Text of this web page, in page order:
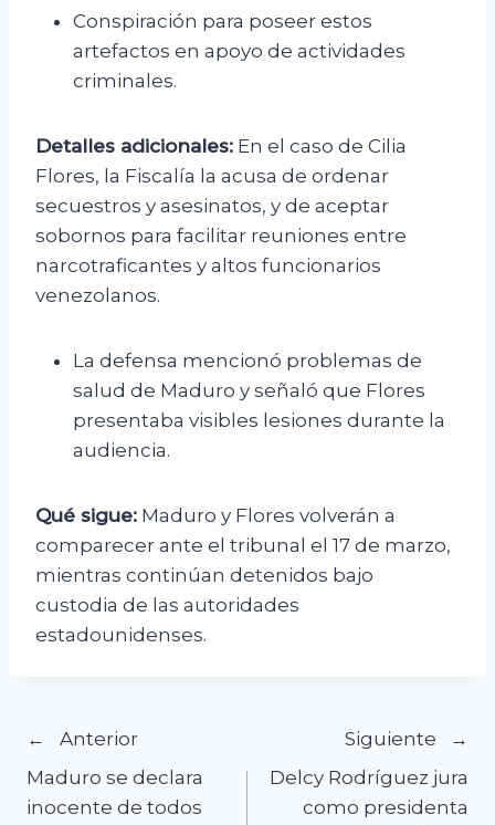
Conspiración para poseer estos
artefactos en apoyo de actividades
criminales.
Detalles adicionales: En el caso de Cilia
Flores, la Fiscalía la acusa de ordenar
secuestros y asesinatos, y de aceptar
sobornos para facilitar reuniones entre
narcotraficantes y altos funcionarios
venezolanos.
La defensa mencionó problemas de
salud de Maduro y señaló que Flores
presentaba visibles lesiones durante la
audiencia.
Qué sigue: Maduro y Flores volverán a
comparecer ante el tribunal el 17 de marzo,
mientras continúan detenidos bajo
custodia de las autoridades
estadounidenses.
Navegación
de
Anterior
Maduro se declara
inocente de todos
Siguiente
Delcy Rodríguez jura
como presidenta